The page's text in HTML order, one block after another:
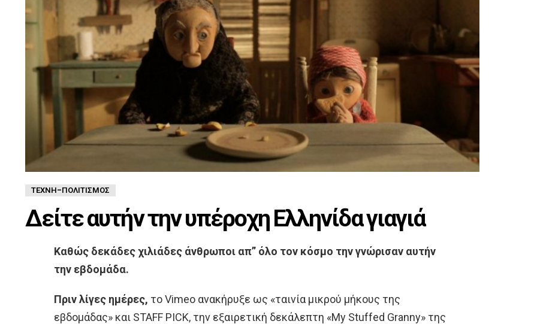
ΤΈΧΝΗ-ΠΟΛΙΤΙΣΜΌΣ
Δείτε αυτήν την υπέροχη Ελληνίδα γιαγιά
Καθώς δεκάδες χιλιάδες άνθρωποι απ” όλο τον κόσμο την γνώρισαν αυτήν
την εβδομάδα.
Πριν λίγες ημέρες, το Vimeo ανακήρυξε ως «ταινία μικρού μήκους της
εβδομάδας» και STAFF PICK, την εξαιρετική δεκάλεπτη «My Stuffed Granny» της